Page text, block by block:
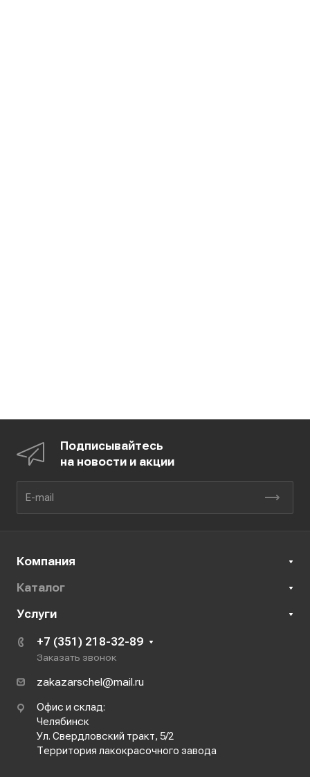
Подписывайтесь
на новости и акции
Компания
Каталог
Услуги
+7 (351) 218-32-89
Заказать звонок
zakazarschel@mail.ru
Офис и склад:
Челябинск
Ул. Свердловский тракт, 5/2
Территория лакокрасочного завода